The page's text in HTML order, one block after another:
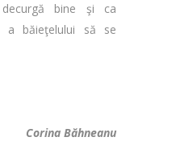
bine şi ca
a băieţelului să se
Corina Băhneanu